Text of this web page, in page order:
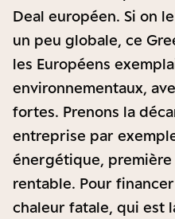
Deal européen. Si on
un peu globale, ce
les Européens
environnementaux,
fortes. Prenons la
entreprise par
énergétique,
rentable. Pour
chaleur fatale, qui est